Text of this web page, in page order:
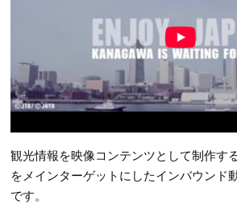
観光情報を映像コンテンツとして制作す
をメインターゲットにしたインバウンド
です。